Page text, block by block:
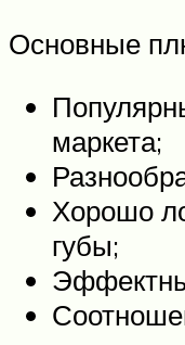
Основные
маркета;
Хорошо
губы;